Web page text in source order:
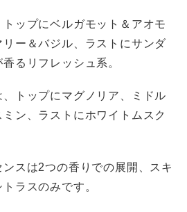
ップにベルガモット＆アオモ
ー＆バジル、ラストにサンダ
るリフレッシュ系。
トップにマグノリア、ミドル
ン、ラストにホワイトムスク
スは2つの香りでの展開、スキ
ラスのみです。